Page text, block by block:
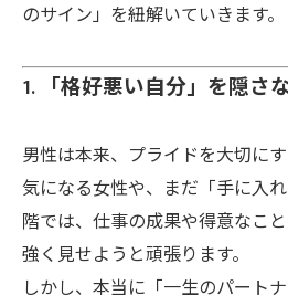
のサイン」を紐解いていきます。
1. 「格好悪い自分」を隠さ
男性は本来、プライドを大切にす
気になる女性や、まだ「手に入
階では、仕事の成果や得意なこ
強く見せようと頑張ります。
しかし、本当に「一生のパート